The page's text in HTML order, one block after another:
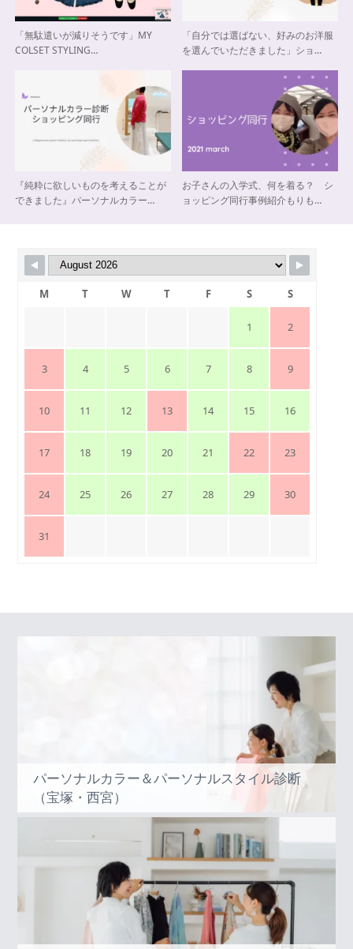
「無駄遣いが減りそうです」MY
COLSET STYLING…
「自分では選ばない、好みのお洋服
を選んでいただきました」ショ…
『純粋に欲しいものを考えることが
できました』パーソナルカラー…
お子さんの入学式、何を着る？ シ
ョッピング同行事例紹介もりも…
M T W T F S S
1 2
3 4 5 6 7 8 9
10 11 12 13 14 15 16
17 18 19 20 21 22 23
24 25 26 27 28 29 30
31
パーソナルカラー＆パーソナルスタイル診断
（宝塚・西宮）